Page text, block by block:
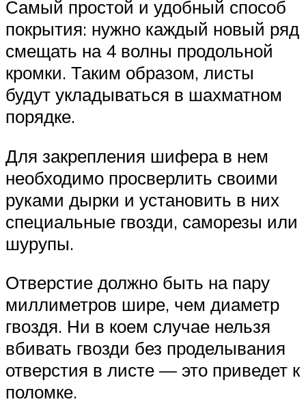
Самый простой и удобный способ
покрытия: нужно каждый новый ряд
смещать на 4 волны продольной
кромки. Таким образом, листы
будут укладываться в шахматном
порядке.
Для закрепления шифера в нем
необходимо просверлить своими
руками дырки и установить в них
специальные гвозди, саморезы или
шурупы.
Отверстие должно быть на пару
миллиметров шире, чем диаметр
гвоздя. Ни в коем случае нельзя
вбивать гвозди без проделывания
отверстия в листе — это приведет к
поломке.